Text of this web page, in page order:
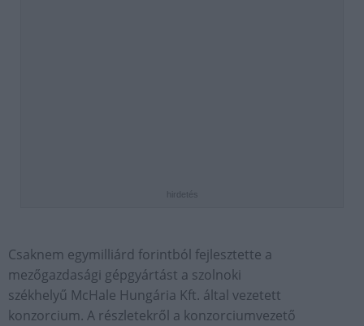
hirdetés
Csaknem egymilliárd forintból fejlesztette a
mezőgazdasági gépgyártást a szolnoki
székhelyű McHale Hungária Kft. által vezetett
konzorcium. A részletekről a konzorciumvezető